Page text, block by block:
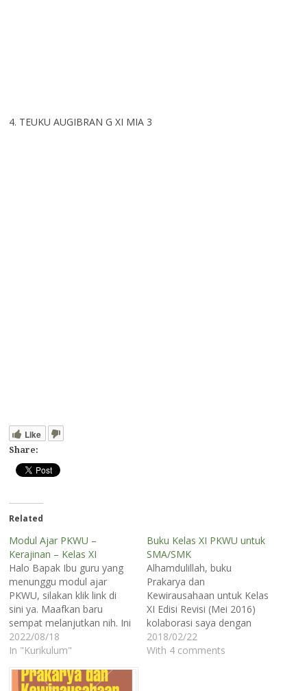
4. TEUKU AUGIBRAN G XI MIA 3
Like
Share:
Related
Modul Ajar PKWU –
Kerajinan – Kelas XI
Halo Bapak Ibu guru yang
menunggu modul ajar
PKWU, silakan klik link di
sini ya. Maafkan baru
sempat melanjutkan nih. Ini
modul ajar untuk fase F.
Pembagian kelas XI dan XII
kerajinan nusantara di kelas
2022/08/18
In "Kurikulum"
Buku Kelas XI PKWU untuk
SMA/SMK
Alhamdulillah, buku
Prakarya dan
Kewirausahaan untuk Kelas
XI Edisi Revisi (Mei 2016)
kolaborasi saya dengan
beberapa kawan sudah
terbit. Buku ini kami susun
2018/02/22
With 4 comments